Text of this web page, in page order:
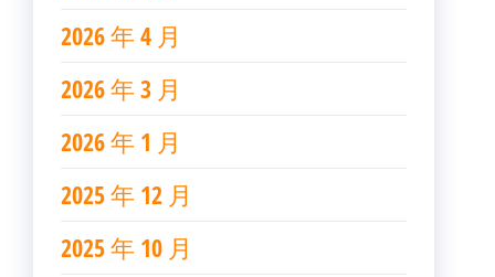
2026 年 4 月
2026 年 3 月
2026 年 1 月
2025 年 12 月
2025 年 10 月